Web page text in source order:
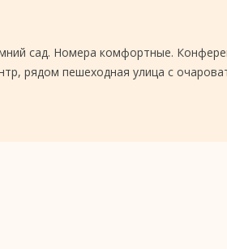
сад. Номера комфортные.
рядом пешеходная улица с